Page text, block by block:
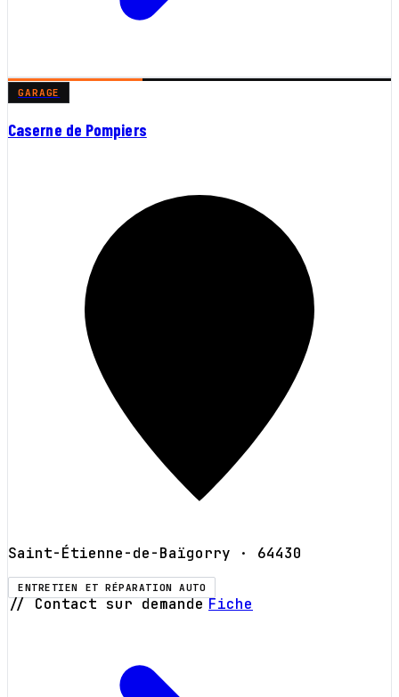
GARAGE
Caserne de Pompiers
Saint-Étienne-de-Baïgorry · 64430
ENTRETIEN ET RÉPARATION AUTO
// Contact sur demande Fiche